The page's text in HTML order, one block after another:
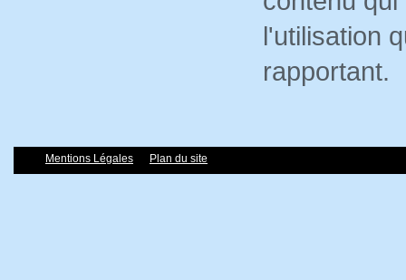
l'utilisation
rapportant.
Mentions Légales Plan du site